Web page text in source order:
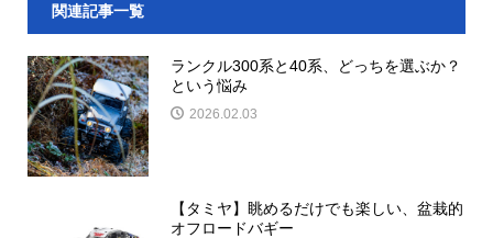
関連記事一覧
ランクル300系と40系、どっちを選ぶか？
という悩み
2026.02.03
【タミヤ】眺めるだけでも楽しい、盆栽的
オフロードバギー